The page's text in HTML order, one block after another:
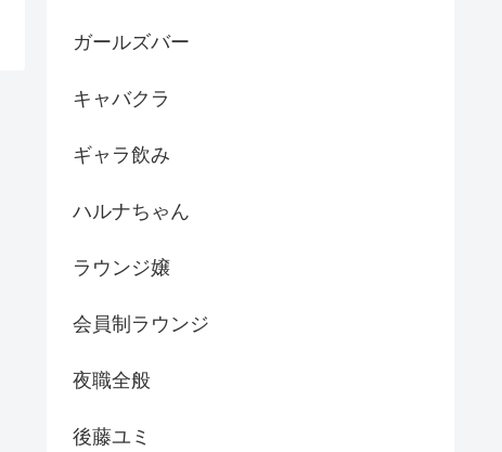
ガールズバー
キャバクラ
ギャラ飲み
ハルナちゃん
ラウンジ嬢
会員制ラウンジ
夜職全般
後藤ユミ